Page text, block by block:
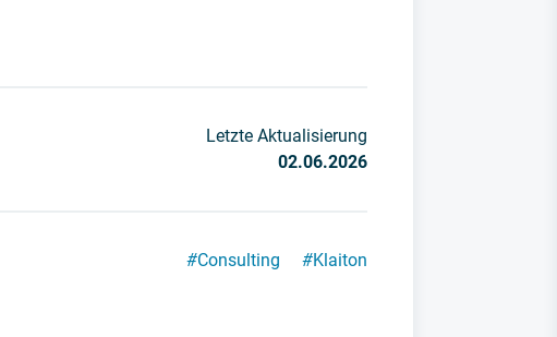
Letzte Aktualisierung
02.06.2026
#Consulting #Klaiton